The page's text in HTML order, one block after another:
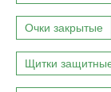
Очки закрытые
Щитки